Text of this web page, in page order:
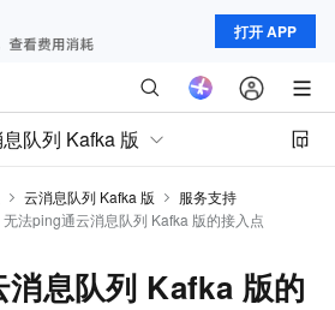
打开 APP
队列 Kafka 版
云消息队列 Kafka 版
服务支持
无法ping通云消息队列 Kafka 版的接入点
息队列 Kafka 版的